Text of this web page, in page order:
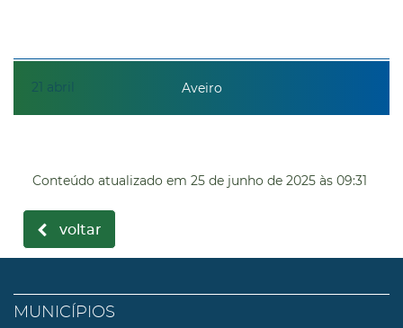
21 abril Aveiro
Conteúdo atualizado em 25 de junho de 2025 às 09:31
voltar
MUNICÍPIOS